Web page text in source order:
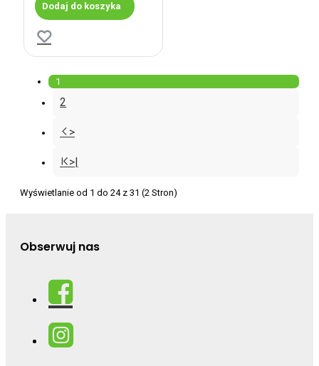
Dodaj do koszyka
1
2
>
>|
Wyświetlanie od 1 do 24 z 31 (2 Stron)
Obserwuj nas